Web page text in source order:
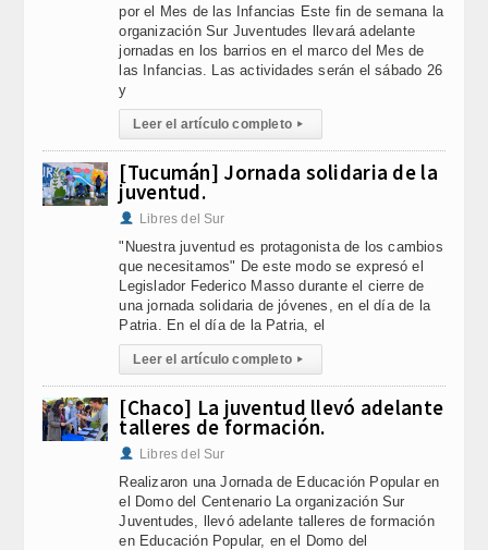
por el Mes de las Infancias Este fin de semana la
organización Sur Juventudes llevará adelante
jornadas en los barrios en el marco del Mes de
las Infancias. Las actividades serán el sábado 26
y
Leer el artículo completo ▸
[Tucumán] Jornada solidaria de la
juventud.
Libres del Sur
"Nuestra juventud es protagonista de los cambios
que necesitamos" De este modo se expresó el
Legislador Federico Masso durante el cierre de
una jornada solidaria de jóvenes, en el día de la
Patria. En el día de la Patria, el
Leer el artículo completo ▸
[Chaco] La juventud llevó adelante
talleres de formación.
Libres del Sur
Realizaron una Jornada de Educación Popular en
el Domo del Centenario La organización Sur
Juventudes, llevó adelante talleres de formación
en Educación Popular, en el Domo del